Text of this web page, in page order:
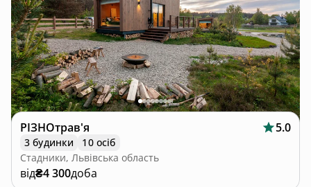
РІЗНОтрав'я 5.0
3 будинки
10 осіб
Стадники, Львівська область
від₴4 300доба